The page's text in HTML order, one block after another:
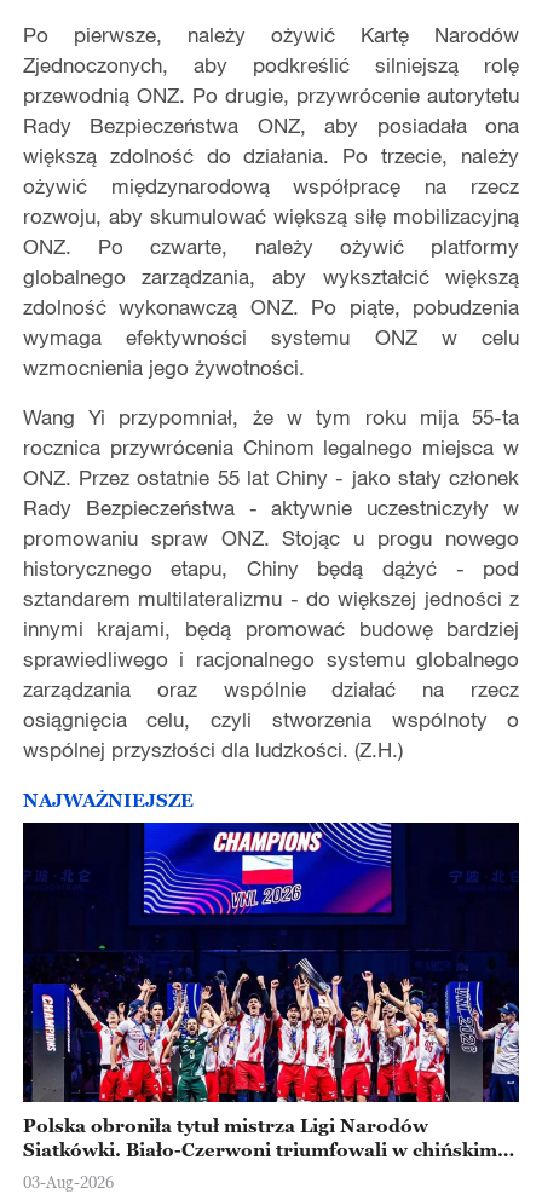
Po pierwsze, należy ożywić Kartę Narodów
Zjednoczonych, aby podkreślić silniejszą rolę
przewodnią ONZ. Po drugie, przywrócenie autorytetu
Rady Bezpieczeństwa ONZ, aby posiadała ona
większą zdolność do działania. Po trzecie, należy
ożywić międzynarodową współpracę na rzecz
rozwoju, aby skumulować większą siłę mobilizacyjną
ONZ. Po czwarte, należy ożywić platformy
globalnego zarządzania, aby wykształcić większą
zdolność wykonawczą ONZ. Po piąte, pobudzenia
wymaga efektywności systemu ONZ w celu
wzmocnienia jego żywotności.
Wang Yi przypomniał, że w tym roku mija 55-ta
rocznica przywrócenia Chinom legalnego miejsca w
ONZ. Przez ostatnie 55 lat Chiny - jako stały członek
Rady Bezpieczeństwa - aktywnie uczestniczyły w
promowaniu spraw ONZ. Stojąc u progu nowego
historycznego etapu, Chiny będą dążyć - pod
sztandarem multilateralizmu - do większej jedności z
innymi krajami, będą promować budowę bardziej
sprawiedliwego i racjonalnego systemu globalnego
zarządzania oraz wspólnie działać na rzecz
osiągnięcia celu, czyli stworzenia wspólnoty o
wspólnej przyszłości dla ludzkości. (Z.H.)
NAJWAŻNIEJSZE
Polska obroniła tytuł mistrza Ligi Narodów
Siatkówki. Biało-Czerwoni triumfowali w chińskim
Ningbo
03-Aug-2026